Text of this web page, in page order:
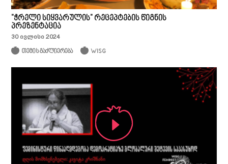
"ჭრელი სიყვარულის" რეცეპტების წიგნის
პრეზენტაცია
30 ივლისი 2024
თემის გაძლიერება WISG